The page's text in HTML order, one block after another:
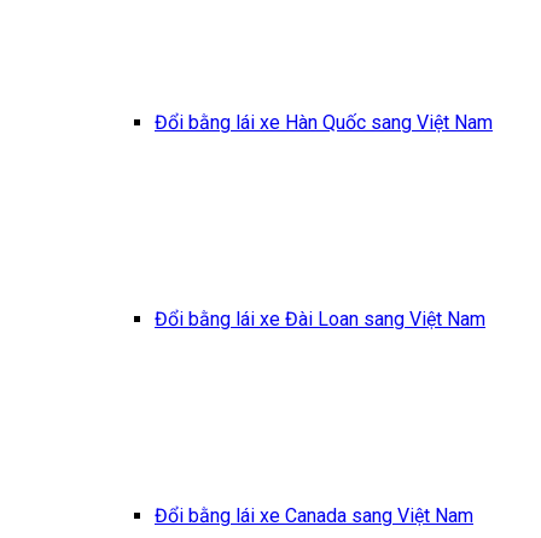
Đổi bằng lái xe Hàn Quốc sang Việt Nam
Đổi bằng lái xe Đài Loan sang Việt Nam
Đổi bằng lái xe Canada sang Việt Nam